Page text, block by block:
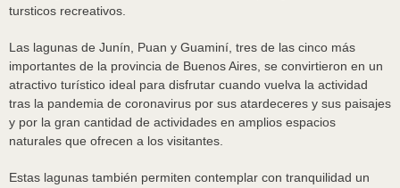
tursticos recreativos.
Las lagunas de Junín, Puan y Guaminí, tres de las cinco más
importantes de la provincia de Buenos Aires, se convirtieron en un
atractivo turístico ideal para disfrutar cuando vuelva la actividad
tras la pandemia de coronavirus por sus atardeceres y sus paisajes
y por la gran cantidad de actividades en amplios espacios
naturales que ofrecen a los visitantes.
Estas lagunas también permiten contemplar con tranquilidad un